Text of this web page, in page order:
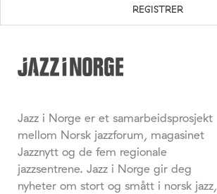
Jazz i Norge er et samarbeidsprosjekt
mellom Norsk jazzforum, magasinet
Jazznytt og de fem regionale
jazzsentrene. Jazz i Norge gir deg
nyheter om stort og smått i norsk jazz,